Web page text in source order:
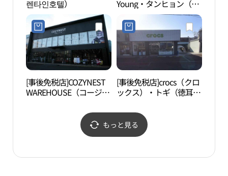
렌타인호텔）
Young・タンヒョン（炭
峴）ジェニス店(올리브
영 탄현제니스점)
[事後免税店]COZYNEST
WAREHOUSE（コージー
イルサン（一山）店(코
지네스트 웨어하우스 일
[事後免税店]crocs（クロ
ックス）・トギ（徳耳）
もっと見る